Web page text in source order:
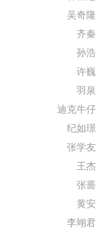
吴奇隆
齐秦
孙浩
许巍
羽泉
迪克牛仔
纪如璟
张学友
王杰
张蔷
黄安
李翊君